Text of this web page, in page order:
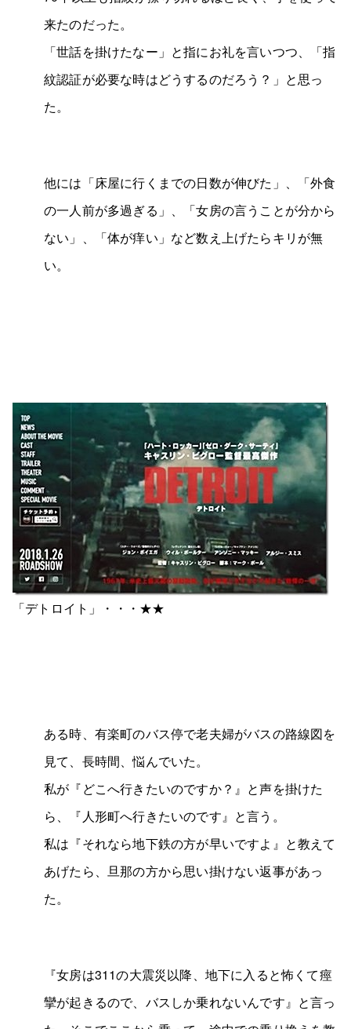
来たのだった。
「世話を掛けたなー」と指にお礼を言いつつ、「指
紋認証が必要な時はどうするのだろう？」と思っ
た。
他には「床屋に行くまでの日数が伸びた」、「外食
の一人前が多過ぎる」、「女房の言うことが分から
ない」、「体が痒い」など数え上げたらキリが無
い。
「デトロイト」・・・★★
ある時、有楽町のバス停で老夫婦がバスの路線図を
見て、長時間、悩んでいた。
私が『どこへ行きたいのですか？』と声を掛けた
ら、『人形町へ行きたいのです』と言う。
私は『それなら地下鉄の方が早いですよ』と教えて
あげたら、旦那の方から思い掛けない返事があっ
た。
『女房は311の大震災以降、地下に入ると怖くて痙
攣が起きるので、バスしか乗れないんです』と言っ